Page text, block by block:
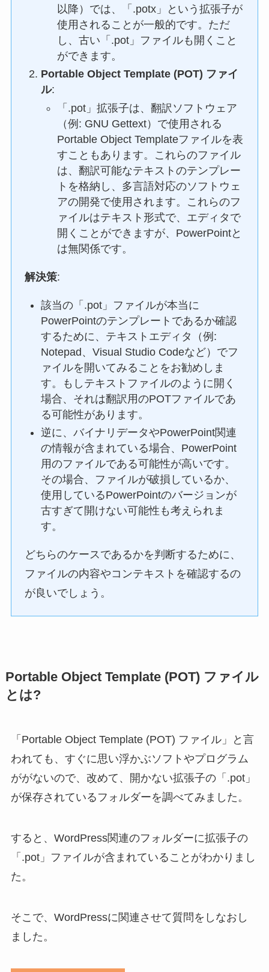
以降）では、「.potx」という拡張子が
使用されることが一般的です。ただ
し、古い「.pot」ファイルも開くこと
ができます。
Portable Object Template (POT) ファイ
ル:
「.pot」拡張子は、翻訳ソフトウェア
（例: GNU Gettext）で使用される
Portable Object Templateファイルを表
すこともあります。これらのファイル
は、翻訳可能なテキストのテンプレー
トを格納し、多言語対応のソフトウェ
アの開発で使用されます。これらのフ
ァイルはテキスト形式で、エディタで
開くことができますが、PowerPointと
は無関係です。
解決策:
該当の「.pot」ファイルが本当に
PowerPointのテンプレートであるか確認
するために、テキストエディタ（例:
Notepad、Visual Studio Codeなど）でフ
ァイルを開いてみることをお勧めしま
す。もしテキストファイルのように開く
場合、それは翻訳用のPOTファイルであ
る可能性があります。
逆に、バイナリデータやPowerPoint関連
の情報が含まれている場合、PowerPoint
用のファイルである可能性が高いです。
その場合、ファイルが破損しているか、
使用しているPowerPointのバージョンが
古すぎて開けない可能性も考えられま
す。
どちらのケースであるかを判断するために、
ファイルの内容やコンテキストを確認するの
が良いでしょう。
Portable Object Template (POT) ファイル
とは?
「Portable Object Template (POT) ファイル」と言
われても、すぐに思い浮かぶソフトやプログラム
ががないので、改めて、開かない拡張子の「.pot」
が保存されているフォルダーを調べてみました。
すると、WordPress関連のフォルダーに拡張子の
「.pot」ファイルが含まれていることがわかりまし
た。
そこで、WordPressに関連させて質問をしなおし
ました。